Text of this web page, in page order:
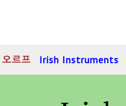
오르프 Irish Instruments